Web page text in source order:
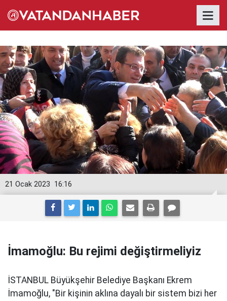
16:16
21 Ocak 2023
İmamoğlu: Bu rejimi değiştirmeliyiz
İSTANBUL Büyükşehir Belediye Başkanı Ekrem
İmamoğlu, "Bir kişinin aklına dayalı bir sistem bizi her